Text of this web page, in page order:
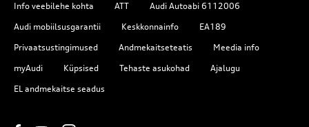
Info veebilehe kohta ATT
Audi Autoabi 6112006
Audi mobiilsusgarantii
Keskkonnainfo
EA189
Privaatsustingimused
Andmekaitseteatis
Meedia info
myAudi
Küpsised Tehaste asukohad
Ajalugu
EL andmekaitse seadus